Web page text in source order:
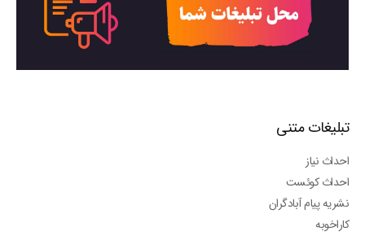
تبلیغات متنی
احداث نیاز
احداث کوئست
نشریه پیام آبادگران
کاراخوبه